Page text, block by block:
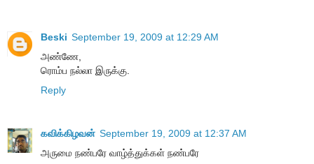
Beski September 19, 2009 at 12:29 AM
அண்ணே,
ரொம்ப நல்லா இருக்கு.
Reply
கவிக்கிழவன் September 19, 2009 at 12:37 AM
அருமை நண்பரே வாழ்த்துக்கள் நண்பரே